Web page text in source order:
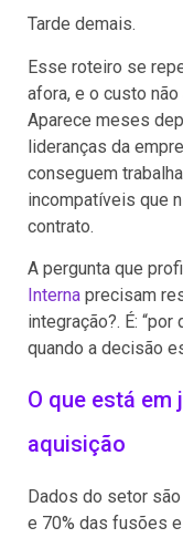
Tarde demais.
Esse roteiro se
afora, e o custo
Aparece meses
lideranças da
conseguem
incompatíveis que
contrato.
A pergunta que
Interna precisam
integração?. É:
quando a decisão
O que está em
aquisição
Dados do setor
e 70% das fusões